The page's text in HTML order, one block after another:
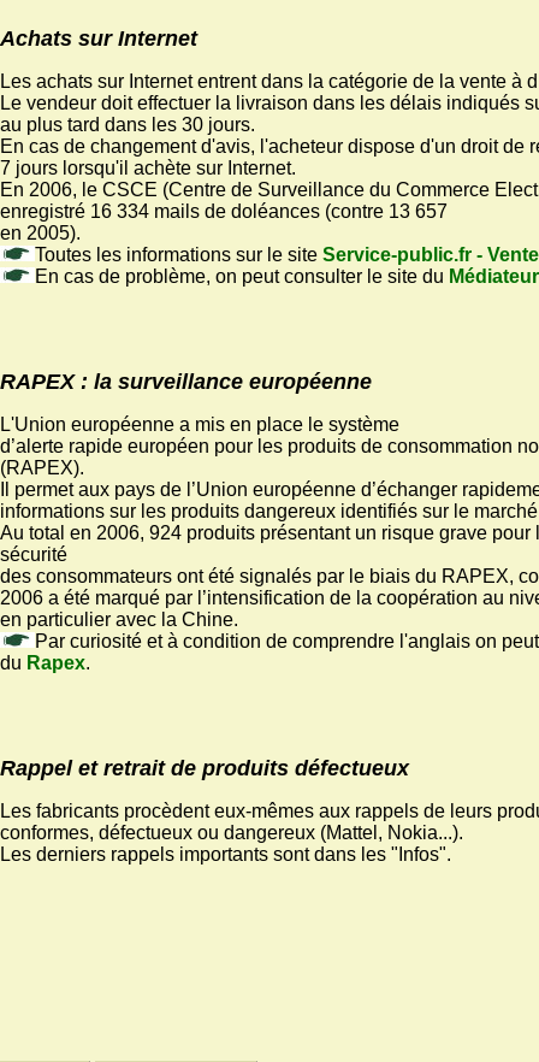
Achats sur Internet
Les achats sur Internet entrent dans la catégorie de la vente à
Le vendeur doit effectuer la livraison dans les délais indiqués
au plus tard dans les 30 jours.
En cas de changement d'avis, l'acheteur dispose d'un droit de
7 jours lorsqu'il achète sur Internet.
En 2006, le CSCE (Centre de Surveillance du Commerce
enregistré 16 334 mails de doléances (contre 13 657
en 2005).
Toutes les informations sur le site Service-public.fr -
En cas de problème, on peut consulter le site du
RAPEX : la surveillance européenne
L'Union européenne a mis en place le système
d’alerte rapide européen pour les produits de consommation
(RAPEX).
Il permet aux pays de l’Union européenne d’échanger
informations sur les produits dangereux identifiés sur le
Au total en 2006, 924 produits présentant un risque grave pour
sécurité
des consommateurs ont été signalés par le biais du RAPEX,
2006 a été marqué par l’intensification de la coopération au
en particulier avec la Chine.
Par curiosité et à condition de comprendre l'anglais on
du Rapex.
Rappel et retrait de produits défectueux
Les fabricants procèdent eux-mêmes aux rappels de leurs
conformes, défectueux ou dangereux (Mattel, Nokia...).
Les derniers rappels importants sont dans les "Infos".